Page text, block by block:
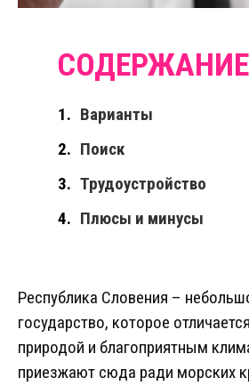
Варианты
Поиск
Трудоустройство
Плюсы и минусы
Республика Словения –
государство, которое
природой и благоприятным
приезжают сюда ради морских